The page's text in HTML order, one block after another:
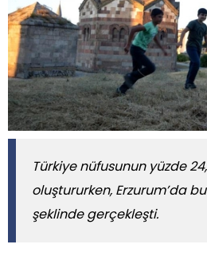
Türkiye nüfusunun yüzde
oluştururken, Erzurum’da
şeklinde gerçekleşti.